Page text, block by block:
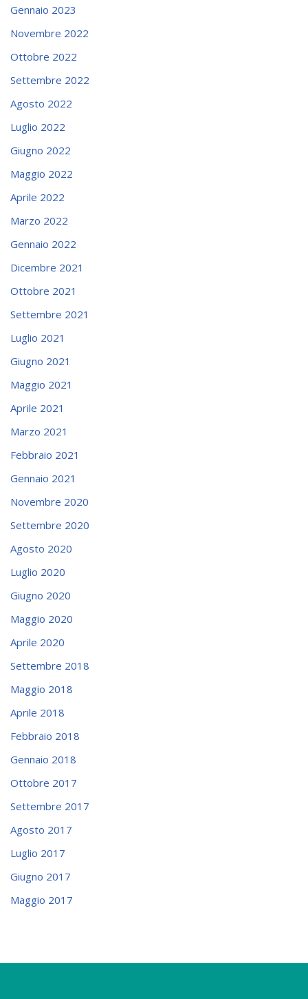
Gennaio 2023
Novembre 2022
Ottobre 2022
Settembre 2022
Agosto 2022
Luglio 2022
Giugno 2022
Maggio 2022
Aprile 2022
Marzo 2022
Gennaio 2022
Dicembre 2021
Ottobre 2021
Settembre 2021
Luglio 2021
Giugno 2021
Maggio 2021
Aprile 2021
Marzo 2021
Febbraio 2021
Gennaio 2021
Novembre 2020
Settembre 2020
Agosto 2020
Luglio 2020
Giugno 2020
Maggio 2020
Aprile 2020
Settembre 2018
Maggio 2018
Aprile 2018
Febbraio 2018
Gennaio 2018
Ottobre 2017
Settembre 2017
Agosto 2017
Luglio 2017
Giugno 2017
Maggio 2017